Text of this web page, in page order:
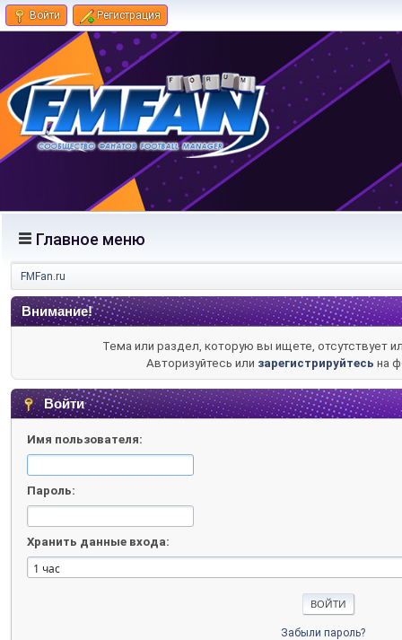
Войти Регистрация
Главное меню
FMFan.ru
Внимание!
Тема или раздел, которую вы ищете, отсутствует
Авторизуйтесь или зарегистрируйтесь на
Войти
Имя пользователя:
Пароль:
Хранить данные входа:
Забыли пароль?